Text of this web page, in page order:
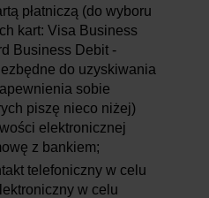
płatniczą (do wyboru
kart: Visa Business
Business Debit -
do uzyskiwania
sobie
piszę nieco niżej)
elektronicznej
z bankiem;
telefoniczny w celu
w celu